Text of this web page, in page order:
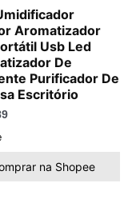
Aromatizador
Usb Led
De
Purificador De
Escritório
na Shopee